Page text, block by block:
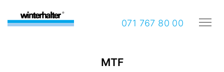
071 767 80 00
MTF